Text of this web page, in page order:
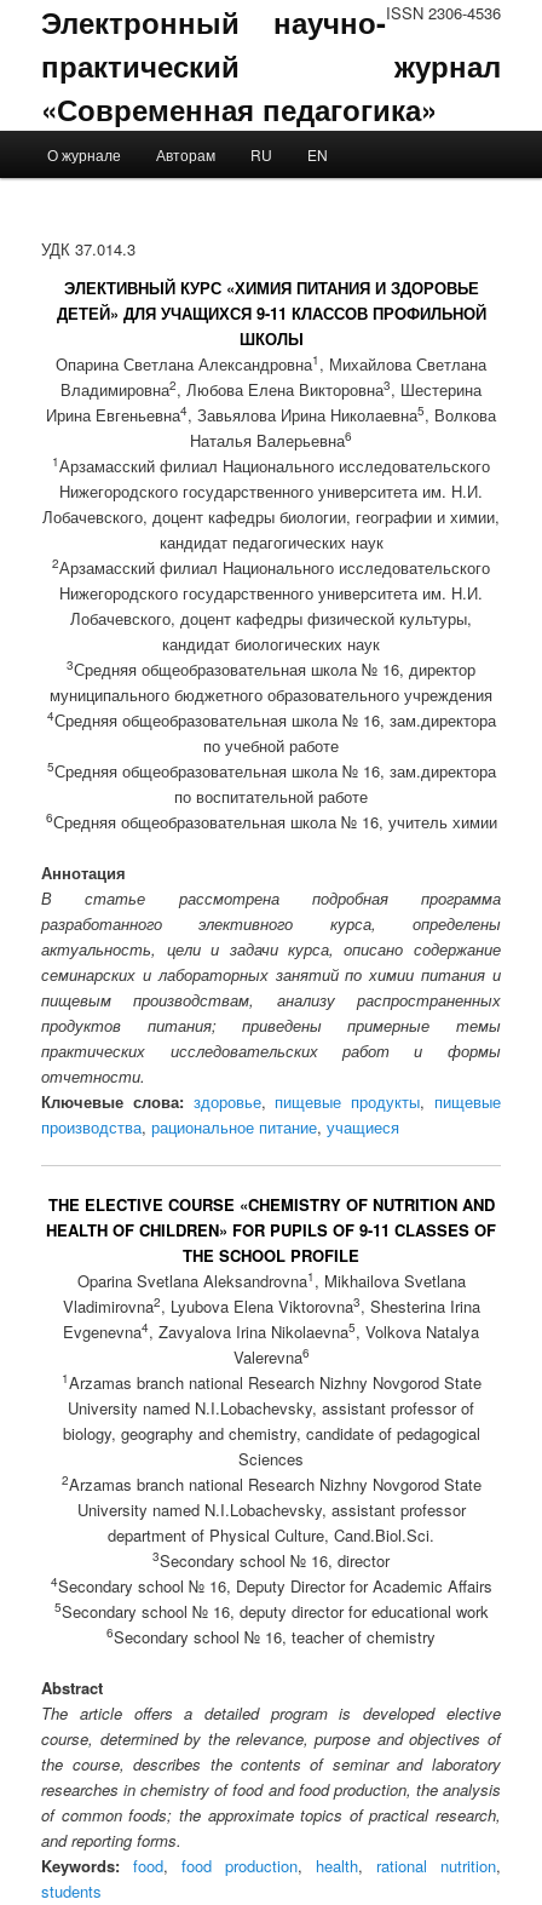
ISSN 2306-4536
Электронный научно-
практический журнал
«Современная педагогика»
Skip to primary content
Skip to secondary content
О журнале Авторам RU EN
УДК 37.014.3
ЭЛЕКТИВНЫЙ КУРС «ХИМИЯ ПИТАНИЯ И ЗДОРОВЬЕ
ДЕТЕЙ» ДЛЯ УЧАЩИХСЯ 9-11 КЛАССОВ ПРОФИЛЬНОЙ
ШКОЛЫ
Опарина Светлана Александровна1 , Михайлова Светлана
Владимировна2, Любова Елена Викторовна3, Шестерина
Ирина Евгеньевна4, Завьялова Ирина Николаевна5, Волкова
Наталья Валерьевна6
1Арзамасский филиал Национального исследовательского
Нижегородского государственного университета им. Н.И.
Лобачевского, доцент кафедры биологии, географии и химии,
кандидат педагогических наук
2Арзамасский филиал Национального исследовательского
Нижегородского государственного университета им. Н.И.
Лобачевского, доцент кафедры физической культуры,
кандидат биологических наук
3Средняя общеобразовательная школа № 16, директор
муниципального бюджетного образовательного учреждения
4Средняя общеобразовательная школа № 16, зам.директора
по учебной работе
5Средняя общеобразовательная школа № 16, зам.директора
по воспитательной работе
6Средняя общеобразовательная школа № 16, учитель химии
Аннотация
В статье рассмотрена подробная программа
разработанного элективного курса, определены
актуальность, цели и задачи курса, описано содержание
семинарских и лабораторных занятий по химии питания и
пищевым производствам, анализу распространенных
продуктов питания; приведены примерные темы
практических исследовательских работ и формы
отчетности.
Ключевые слова: здоровье, пищевые продукты, пищевые
производства,рациональное питание,учащиеся
THE ELECTIVE COURSE «CHEMISTRY OF NUTRITION AND
HEALTH OF CHILDREN» FOR PUPILS OF 9-11 CLASSES OF
THE SCHOOL PROFILE
Oparinа Svetlana Aleksandrovna1 , Mikhailova Svetlana
Vladimirovna2, Lyubova Elena Viktorovna3, Shesterina Irina
Evgenevna4, Zavyalova Irina Nikolaevna5, Volkova Natalya
Valerevna6
1Arzamas branch national Research Nizhny Novgorod State
University named N.I.Lobachevsky, assistant professor of
biology, geography and chemistry, candidate of pedagogical
Sciences
2Arzamas branch national Research Nizhny Novgorod State
University named N.I.Lobachevsky, assistant professor
department of Physical Culture, Cand.Biol.Sci.
3Secondary school № 16, director
4Secondary school № 16, Deputy Director for Academic Affairs
5Secondary school № 16, deputy director for educational work
6Secondary school № 16, teacher of chemistry
Abstract
The article offers a detailed program is developed elective
course, determined by the relevance, purpose and objectives of
the course, describes the contents of seminar and laboratory
researches in chemistry of food and food production, the analysis
of common foods; the approximate topics of practical research,
and reporting forms.
Keywords: food,food production, health, rational nutrition,
students